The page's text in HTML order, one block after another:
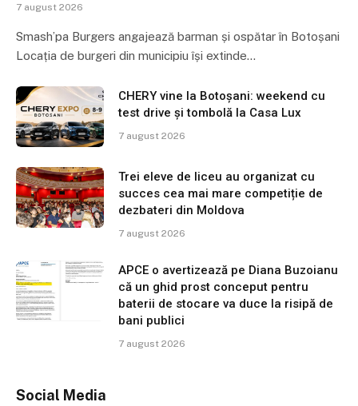
7 august 2026
Smash’pa Burgers angajează barman și ospătar în Botoșani
Locația de burgeri din municipiu își extinde…
CHERY vine la Botoșani: weekend cu
test drive și tombolă la Casa Lux
7 august 2026
Trei eleve de liceu au organizat cu
succes cea mai mare competiție de
dezbateri din Moldova
7 august 2026
APCE o avertizează pe Diana Buzoianu
că un ghid prost conceput pentru
baterii de stocare va duce la risipă de
bani publici
7 august 2026
Social Media